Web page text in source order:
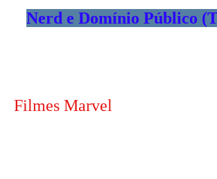
Nerd e Domínio Público
Filmes Marvel